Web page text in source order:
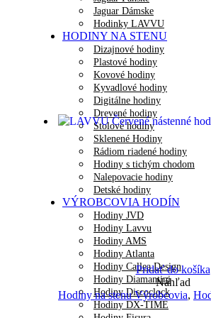
Jaguar Dámske
Hodinky LAVVU
HODINY NA STENU
Dizajnové hodiny
Plastové hodiny
Kovové hodiny
Kyvadlové hodiny
Digitálne hodiny
Drevené hodiny
Stolové hodiny
Sklenené Hodiny
Rádiom riadené hodiny
Hodiny s tichým chodom
Nalepovacie hodiny
Detské hodiny
VÝROBCOVIA HODÍN
Hodiny JVD
Hodiny Lavvu
Hodiny AMS
Hodiny Atlanta
Hodiny Callea Design
Hodiny Diamantini
Hodiny Discoclock
Hodiny DX-TIME
Pridať do košíka
Náhľad
Hodiny na stenu Výrobcovia,